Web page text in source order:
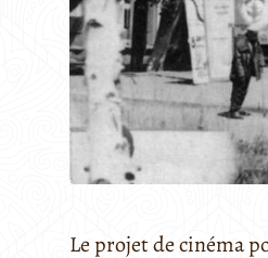
Le projet de cinéma